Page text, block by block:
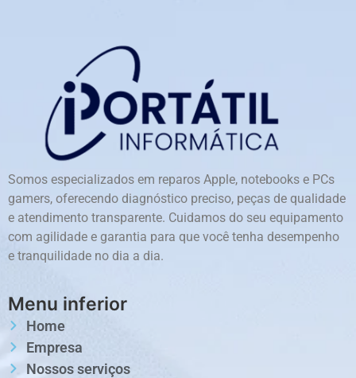
Somos especializados em reparos Apple, notebooks e PCs
gamers, oferecendo diagnóstico preciso, peças de qualidade
e atendimento transparente. Cuidamos do seu equipamento
com agilidade e garantia para que você tenha desempenho
e tranquilidade no dia a dia.
Menu inferior
Home
Empresa
Nossos serviços